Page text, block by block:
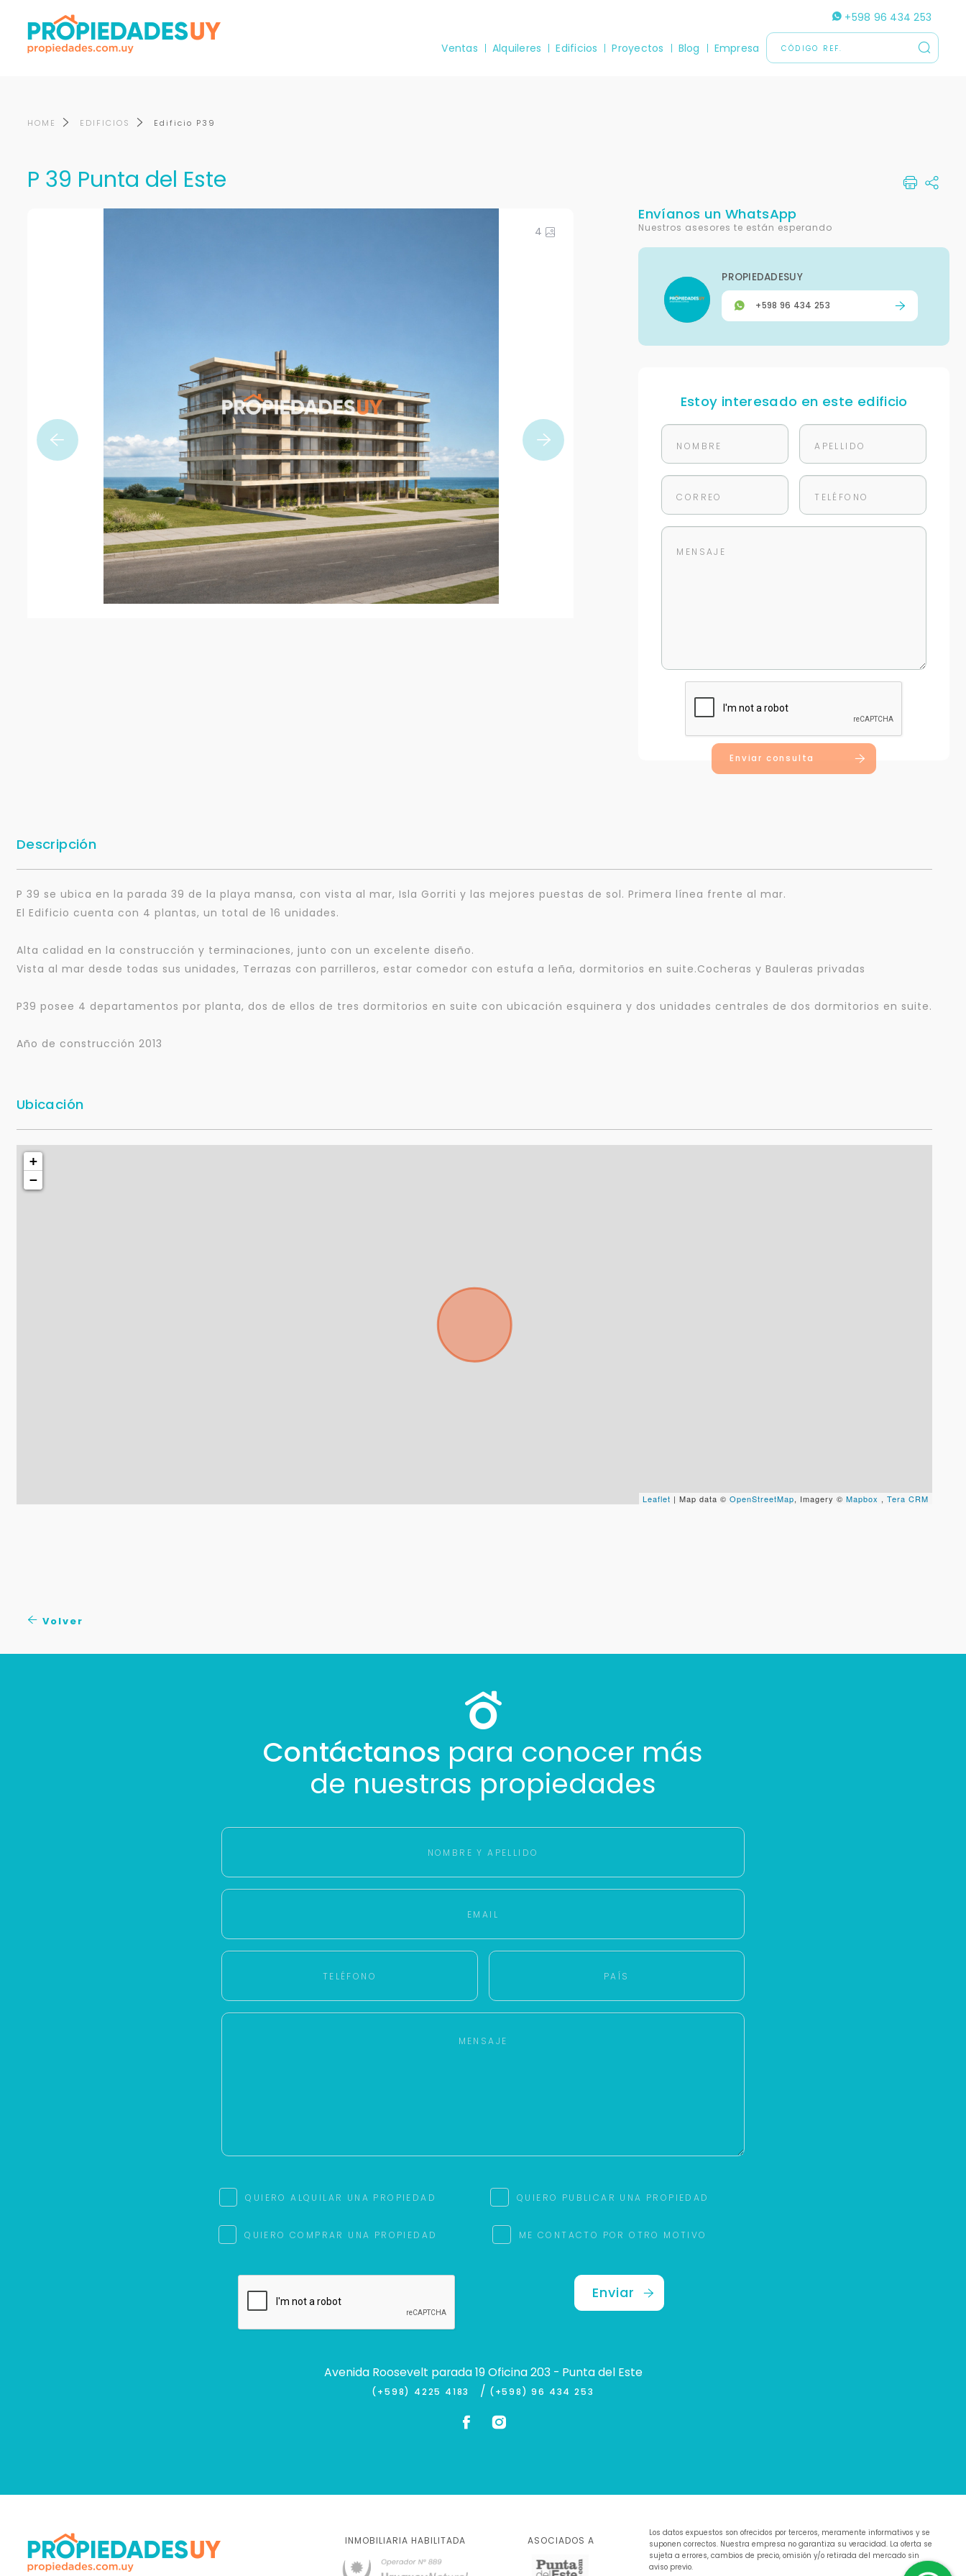
+598 96 434 253
Ventas Alquileres Edificios Proyectos Blog Empresa
HOME EDIFICIOS Edificio P39
P 39 Punta del Este
4
Envíanos un WhatsApp
Nuestros asesores te están esperando
PROPIEDADESUY
+598 96 434 253
Estoy interesado en este edificio
Enviar consulta
Descripción
P 39 se ubica en la parada 39 de la playa mansa, con vista al mar, Isla Gorriti y las mejores puestas de sol. Primera línea frente al mar.
El Edificio cuenta con 4 plantas, un total de 16 unidades.
Alta calidad en la construcción y terminaciones, junto con un excelente diseño.
Vista al mar desde todas sus unidades, Terrazas con parrilleros, estar comedor con estufa a leña, dormitorios en suite.Cocheras y Bauleras privadas
P39 posee 4 departamentos por planta, dos de ellos de tres dormitorios en suite con ubicación esquinera y dos unidades centrales de dos dormitorios en suite.
Año de construcción 2013
Ubicación
+
−
Leaflet | Map data © OpenStreetMap, Imagery © Mapbox , Tera CRM
Volver
Contáctanos para conocer más
de nuestras propiedades
QUIERO ALQUILAR UNA PROPIEDAD QUIERO PUBLICAR UNA PROPIEDAD
QUIERO COMPRAR UNA PROPIEDAD ME CONTACTO POR OTRO MOTIVO
Enviar
Avenida Roosevelt parada 19 Oficina 203 - Punta del Este
(+598) 4225 4183 / (+598) 96 434 253
INMOBILIARIA HABILITADA ASOCIADOS A
Los datos expuestos son ofrecidos por terceros, meramente informativos y se
suponen correctos. Nuestra empresa no garantiza su veracidad. La oferta se
sujeta a errores, cambios de precio, omisión y/o retirada del mercado sin
aviso previo.
Para responderte
mejor y más rápido